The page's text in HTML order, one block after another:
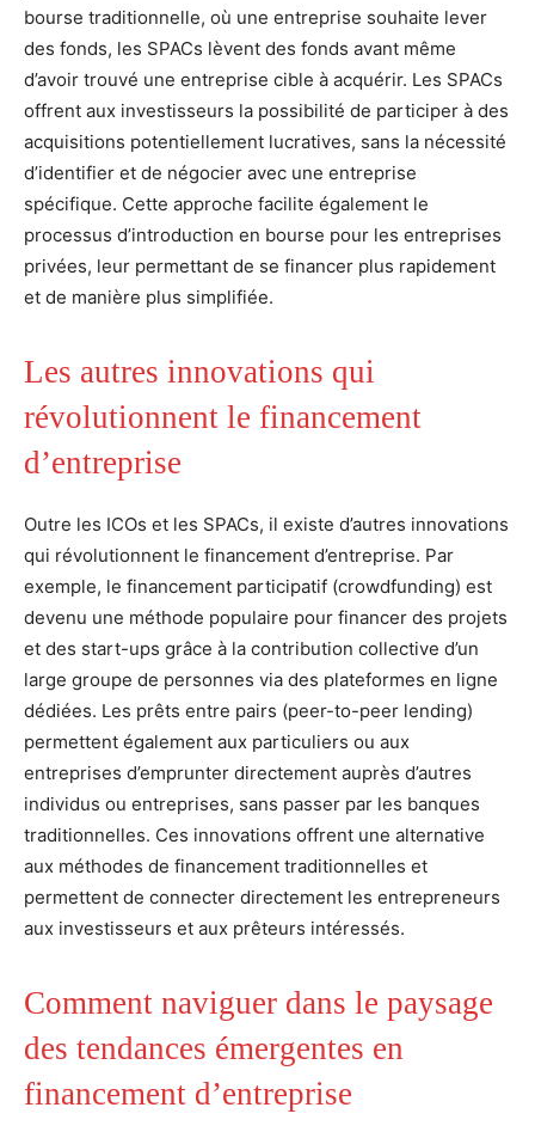
bourse traditionnelle, où une entreprise souhaite lever
des fonds, les SPACs lèvent des fonds avant même
d’avoir trouvé une entreprise cible à acquérir. Les SPACs
offrent aux investisseurs la possibilité de participer à des
acquisitions potentiellement lucratives, sans la nécessité
d’identifier et de négocier avec une entreprise
spécifique. Cette approche facilite également le
processus d’introduction en bourse pour les entreprises
privées, leur permettant de se financer plus rapidement
et de manière plus simplifiée.
Les autres innovations qui
révolutionnent le financement
d’entreprise
Outre les ICOs et les SPACs, il existe d’autres innovations
qui révolutionnent le financement d’entreprise. Par
exemple, le financement participatif (crowdfunding) est
devenu une méthode populaire pour financer des projets
et des start-ups grâce à la contribution collective d’un
large groupe de personnes via des plateformes en ligne
dédiées. Les prêts entre pairs (peer-to-peer lending)
permettent également aux particuliers ou aux
entreprises d’emprunter directement auprès d’autres
individus ou entreprises, sans passer par les banques
traditionnelles. Ces innovations offrent une alternative
aux méthodes de financement traditionnelles et
permettent de connecter directement les entrepreneurs
aux investisseurs et aux prêteurs intéressés.
Comment naviguer dans le paysage
des tendances émergentes en
financement d’entreprise